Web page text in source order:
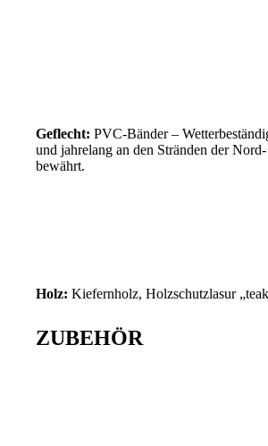
Geflecht:PVC-Bänder –
und jahrelang an den Stränden der
bewährt.
Holz: Kiefernholz, Holzschutzlasur
ZUBEHÖR